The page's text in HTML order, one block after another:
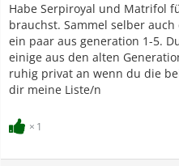
Habe Serpiroyal und Matrifol
brauchst. Sammel selber
ein paar aus generation 1-5.
einige aus den alten
ruhig privat an wenn du die
dir meine Liste/n
1